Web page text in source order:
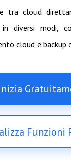
tra cloud
diversi modi,
cloud e backup
Funzioni